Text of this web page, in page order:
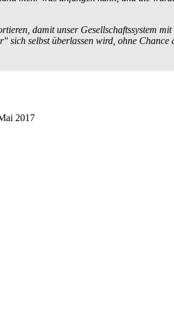
damit unser Gesellschafts­system mit
sich selbst überlassen wird, ohne
2017